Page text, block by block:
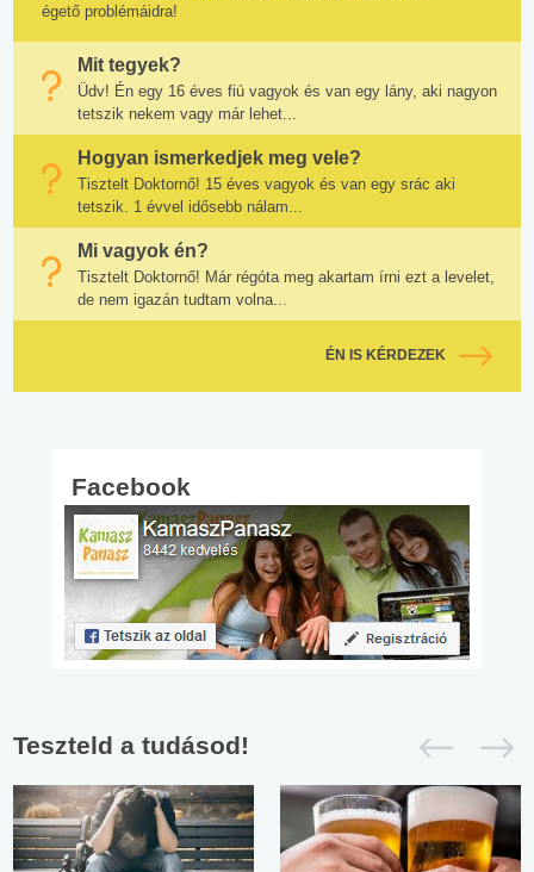
égető problémáidra!
Mit tegyek?
Üdv! Én egy 16 éves fiú vagyok és van egy lány, aki nagyon
tetszik nekem vagy már lehet...
Hogyan ismerkedjek meg vele?
Tisztelt Doktornő! 15 éves vagyok és van egy srác aki
tetszik. 1 évvel idősebb nálam...
Mi vagyok én?
Tisztelt Doktornő! Már régóta meg akartam írni ezt a levelet,
de nem igazán tudtam volna...
ÉN IS KÉRDEZEK
Facebook
Teszteld a tudásod!